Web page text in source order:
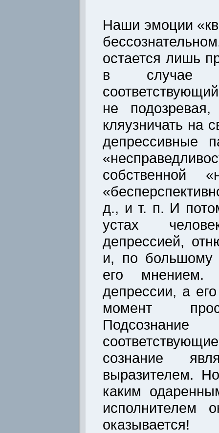
Наши эмоции
остается лишь
в случае
не
кляузничать на
депрессивные
собственной
д., и т. п. И
устах
депрессией,
и, по большому
его
депрессии, а
момент
сознание
выразителем.
каким
исполнителем
оказывается!